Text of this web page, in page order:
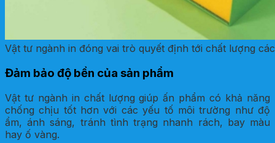
Vật tư ngành in đóng vai trò quyết định tới chất lượng
Đảm bảo độ bền của sản phẩm
Vật tư ngành in chất lượng giúp ấn phẩm có khả năng
chống chịu tốt hơn với các yếu tố môi trường như độ
ẩm, ánh sáng, tránh tình trạng nhanh rách, bay màu
hay ố vàng.